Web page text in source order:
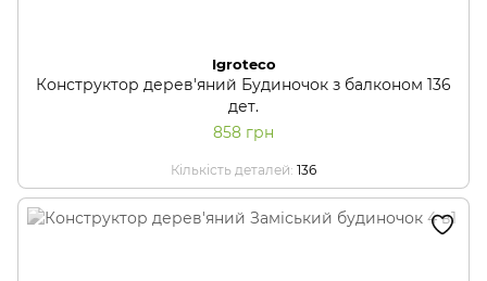
Igroteco
Конструктор дерев'яний Будиночок з балконом 136
дет.
858 грн
Кількість деталей 136